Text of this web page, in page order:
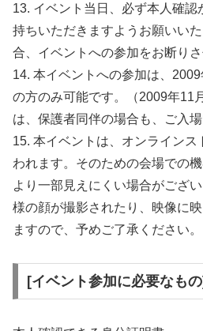
13. イベント当日、必ず本人確認
持ちいただきますようお願いい
合、イベントへの参加をお断りさ
14. 本イベントへの参加は、
の方のみ可能です。（2009年11
は、保護者同伴の場合も、ご入場
15. 本イベントは、オンライン
われます。そのための会場での
より一部見えにくい場合がござ
様の顔が撮影されたり、映像に
ますので、予めご了承ください。
[イベント参加に必要なも